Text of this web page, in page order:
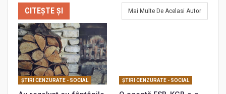
CITEȘTE ȘI Mai Multe De Acelasi Autor
ŞTIRI CENZURATE - SOCIAL ŞTIRI CENZURATE - SOCIAL